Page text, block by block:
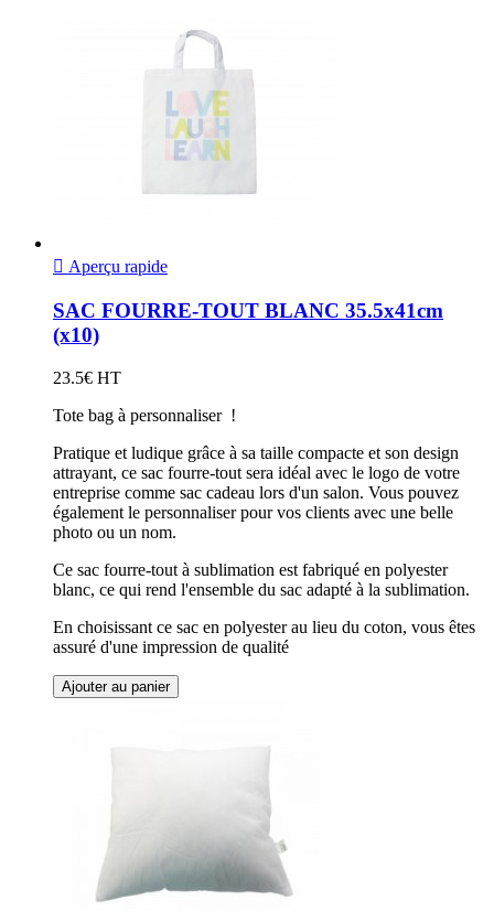
 Aperçu rapide
SAC FOURRE-TOUT BLANC 35.5x41cm
(x10)
23.5€ HT
Tote bag à personnaliser !
Pratique et ludique grâce à sa taille compacte et son design
attrayant, ce sac fourre-tout sera idéal avec le logo de votre
entreprise comme sac cadeau lors d'un salon. Vous pouvez
également le personnaliser pour vos clients avec une belle
photo ou un nom.
Ce sac fourre-tout à sublimation est fabriqué en polyester
blanc, ce qui rend l'ensemble du sac adapté à la sublimation.
En choisissant ce sac en polyester au lieu du coton, vous êtes
assuré d'une impression de qualité
Ajouter au panier